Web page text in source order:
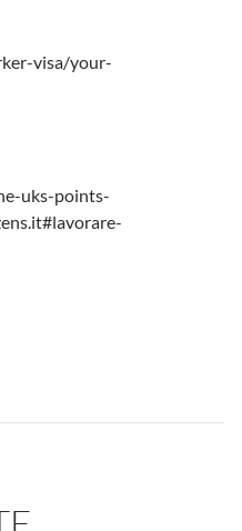
visa/your-
uks-points-
Regno Unito – Visto a Punti